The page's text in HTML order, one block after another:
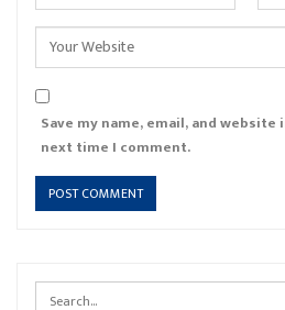
Save my name, email, and
next time I comment.